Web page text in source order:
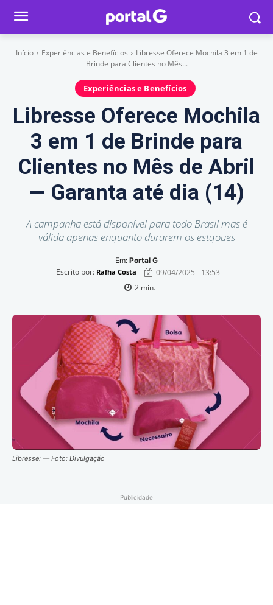
Início Experiências e Benefícios
Libresse Oferece Mochila 3 em 1 de
Brinde para Clientes no Mês...
Experiências e Benefícios
Libresse Oferece Mochila
3 em 1 de Brinde para
Clientes no Mês de Abril
— Garanta até dia (14)
A campanha está disponível para todo Brasil mas é
válida apenas enquanto durarem os estqoues
Em: Portal G
Escrito por: Rafha Costa
09/04/2025 - 13:53
2min.
Libresse: — Foto: Divulgação
Publicidade